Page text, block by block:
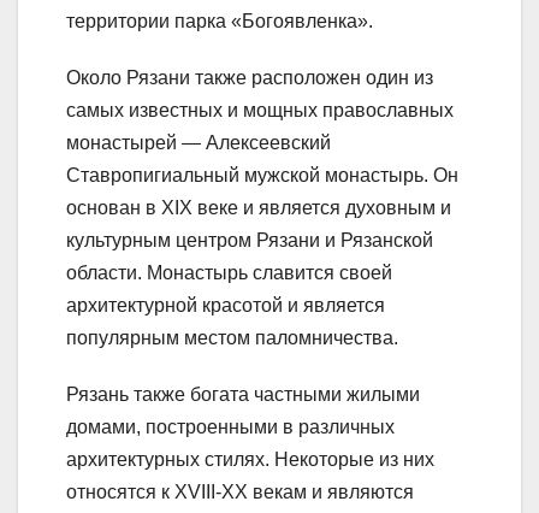
территории парка «Богоявленка».
Около Рязани также расположен один из
самых известных и мощных православных
монастырей — Алексеевский
Ставропигиальный мужской монастырь. Он
основан в XIX веке и является духовным и
культурным центром Рязани и Рязанской
области. Монастырь славится своей
архитектурной красотой и является
популярным местом паломничества.
Рязань также богата частными жилыми
домами, построенными в различных
архитектурных стилях. Некоторые из них
относятся к XVIII-XX векам и являются